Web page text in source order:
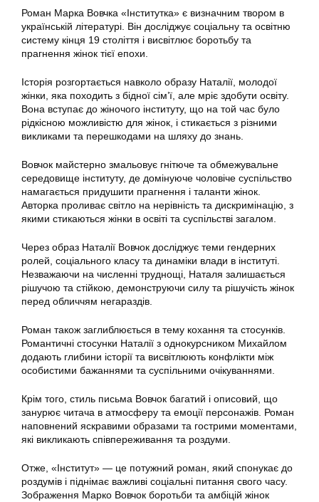
Роман Марка Вовчка «Інститутка» є визначним твором в
українській літературі. Він досліджує соціальну та освітню
систему кінця 19 століття і висвітлює боротьбу та
прагнення жінок тієї епохи.
Історія розгортається навколо образу Наталії, молодої
жінки, яка походить з бідної сім’ї, але мріє здобути освіту.
Вона вступає до жіночого інституту, що на той час було
рідкісною можливістю для жінок, і стикається з різними
викликами та перешкодами на шляху до знань.
Вовчок майстерно змальовує гнітюче та обмежувальне
середовище інституту, де домінуюче чоловіче суспільство
намагається придушити прагнення і таланти жінок.
Авторка проливає світло на нерівність та дискримінацію, з
якими стикаються жінки в освіті та суспільстві загалом.
Через образ Наталії Вовчок досліджує теми гендерних
ролей, соціального класу та динаміки влади в інституті.
Незважаючи на численні труднощі, Наталя залишається
рішучою та стійкою, демонструючи силу та рішучість жінок
перед обличчям негараздів.
Роман також заглиблюється в тему кохання та стосунків.
Романтичні стосунки Наталії з однокурсником Михайлом
додають глибини історії та висвітлюють конфлікти між
особистими бажаннями та суспільними очікуваннями.
Крім того, стиль письма Вовчок багатий і описовий, що
занурює читача в атмосферу та емоції персонажів. Роман
наповнений яскравими образами та гострими моментами,
які викликають співпереживання та роздуми.
Отже, «Інститут» — це потужний роман, який спонукає до
роздумів і піднімає важливі соціальні питання свого часу.
Зображення Марко Вовчок боротьби та амбіцій жінок